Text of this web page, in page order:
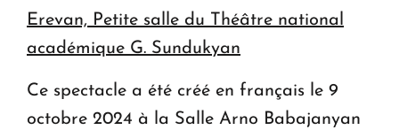
Erevan, Petite salle du Théâtre national
académique G. Sundukyan
Ce spectacle a été créé en français le 9
octobre 2024 à la Salle Arno Babajanyan